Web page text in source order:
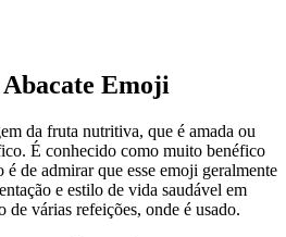
Emoji
da fruta nutritiva, que é amada ou
É conhecido como muito benéfico
é de admirar que esse emoji geralmente
e estilo de vida saudável em
de várias refeições, onde é usado.